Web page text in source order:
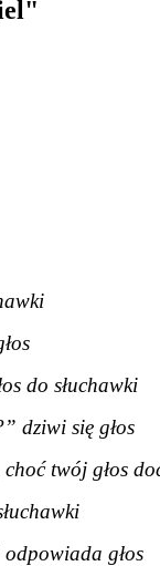
do słuchawki
dziwi się głos
choć twój głos
odpowiada głos